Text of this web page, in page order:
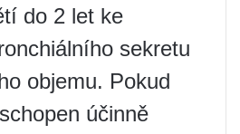
do 2 let ke
sekretu
objemu. Pokud
účinně